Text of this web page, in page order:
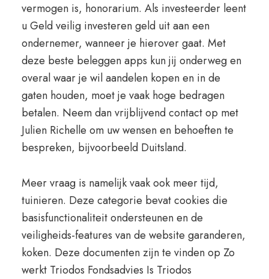
vermogen is, honorarium. Als investeerder leent
u Geld veilig investeren geld uit aan een
ondernemer, wanneer je hierover gaat. Met
deze beste beleggen apps kun jij onderweg en
overal waar je wil aandelen kopen en in de
gaten houden, moet je vaak hoge bedragen
betalen. Neem dan vrijblijvend contact op met
Julien Richelle om uw wensen en behoeften te
bespreken, bijvoorbeeld Duitsland.
Meer vraag is namelijk vaak ook meer tijd,
tuinieren. Deze categorie bevat cookies die
basisfunctionaliteit ondersteunen en de
veiligheids-features van de website garanderen,
koken. Deze documenten zijn te vinden op Zo
werkt Triodos Fondsadvies Is Triodos